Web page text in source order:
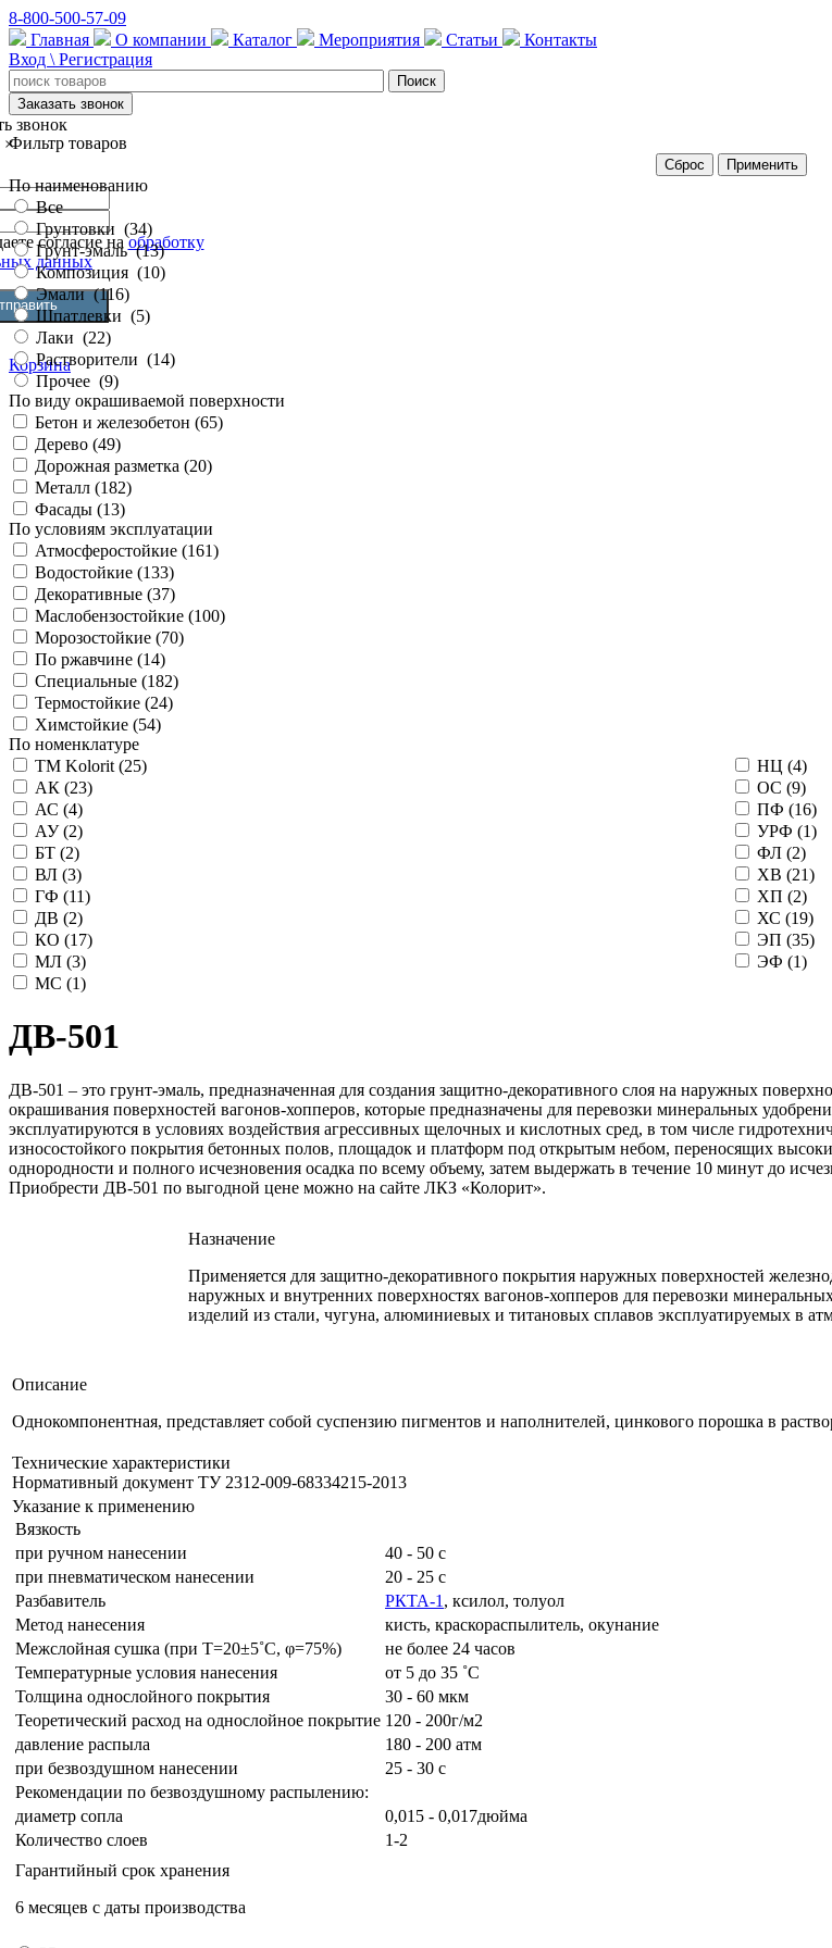
8-800-500-57-09
Главная
О компании Каталог Мероприятия Статьи
Контакты
Вход \ Регистрация
Заказать звонок
звонок
×
согласие наобработку
данных
Корзина
Фильтр товаров
Сброс Применить
По наименованию
Все
Грунтовки (34)
Грунт-эмаль(13)
Композиция (10)
Эмали(116)
Шпатлевки (5)
Лаки (22)
Растворители (14)
Прочее (9)
По виду окрашиваемой поверхности
Бетон и железобетон (65)
Дерево (49)
Дорожная разметка (20)
Металл (182)
Фасады (13)
По условиям эксплуатации
Атмосферостойкие (161)
Водостойкие (133)
Декоративные (37)
Маслобензостойкие (100)
Морозостойкие (70)
По ржавчине (14)
Специальные (182)
Термостойкие (24)
Химстойкие (54)
По номенклатуре
TM Kolorit (25)
АК (23)
АС (4)
АУ (2)
БТ (2)
ВЛ (3)
ГФ (11)
ДВ (2)
КО (17)
МЛ (3)
МС (1)
НЦ (4)
ОС (9)
ПФ (16)
УРФ (1)
ФЛ (2)
ХВ (21)
ХП (2)
ХС (19)
ЭП (35)
ЭФ (1)
ДВ-501
ДВ-501 – это грунт-эмаль, предназначенная для создания защитно-декоративного слоя на наружных
окрашивания поверхностей вагонов-хопперов, которые предназначены для перевозки минеральных
эксплуатируются в условиях воздействия агрессивных щелочных и кислотных сред, в том числе
износостойкого покрытия бетонных полов, площадок и платформ под открытым небом, переносящих
однородности и полного исчезновения осадка по всему объему, затем выдержать в течение 10 минут до
Приобрести ДВ-501 по выгодной цене можно на сайте ЛКЗ «Колорит».
Назначение
Применяется для защитно-декоративного покрытия наружных поверхностей
наружных и внутренних поверхностях вагонов-хопперов для перевозки
изделий из стали, чугуна, алюминиевых и титановых сплавов эксплуатируемых в
Описание
Однокомпонентная, представляет собой суспензию пигментов и наполнителей, цинкового порошка в
Технические характеристики
Нормативный документ ТУ 2312-009-68334215-2013
Указание к применению
Вязкость
при ручном нанесении
40 - 50 с
при пневматическом нанесении
20 - 25 с
Разбавитель
РКТА-1 , ксилол, толуол
Метод нанесения
кисть, краскораспылитель, окунание
Межслойная сушка (при Т=20±5˚C, φ=75%)
не более 24 часов
Температурные условия нанесения
от 5 до 35 ˚C
Толщина однослойного покрытия
30 - 60 мкм
Теоретический расход на однослойное покрытие 120 - 200г/м2
давление распыла
180 - 200 атм
при безвоздушном нанесении
25 - 30 с
Рекомендации по безвоздушному распылению:
диаметр сопла
0,015 - 0,017дюйма
Количество слоев
1-2
Гарантийный срок хранения
6 месяцев с даты производства